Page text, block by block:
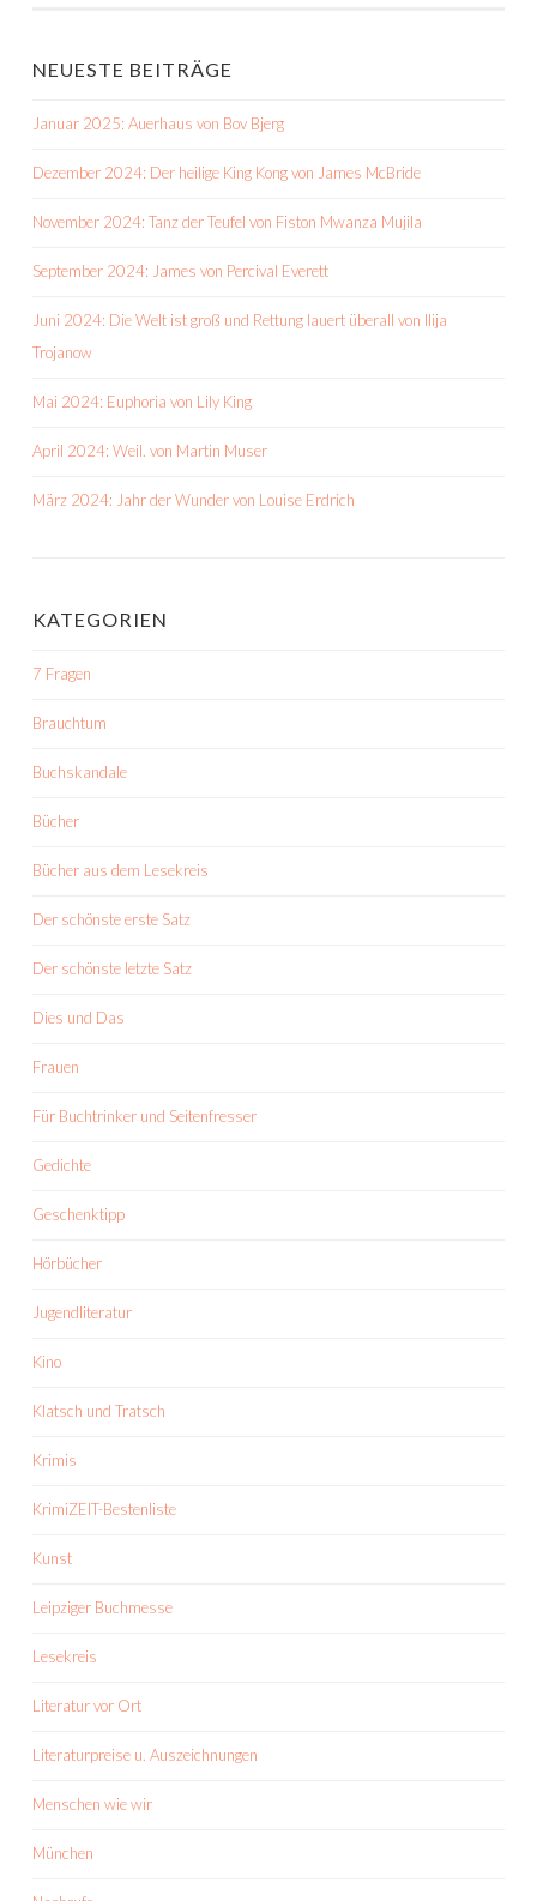
NEUESTE BEITRÄGE
Januar 2025: Auerhaus von Bov Bjerg
Dezember 2024: Der heilige King Kong von James McBride
November 2024: Tanz der Teufel von Fiston Mwanza Mujila
September 2024: James von Percival Everett
Juni 2024: Die Welt ist groß und Rettung lauert überall von Ilija
Trojanow
Mai 2024: Euphoria von Lily King
April 2024: Weil. von Martin Muser
März 2024: Jahr der Wunder von Louise Erdrich
KATEGORIEN
7 Fragen
Brauchtum
Buchskandale
Bücher
Bücher aus dem Lesekreis
Der schönste erste Satz
Der schönste letzte Satz
Dies und Das
Frauen
Für Buchtrinker und Seitenfresser
Gedichte
Geschenktipp
Hörbücher
Jugendliteratur
Kino
Klatsch und Tratsch
Krimis
KrimiZEIT-Bestenliste
Kunst
Leipziger Buchmesse
Lesekreis
Literatur vor Ort
Literaturpreise u. Auszeichnungen
Menschen wie wir
München